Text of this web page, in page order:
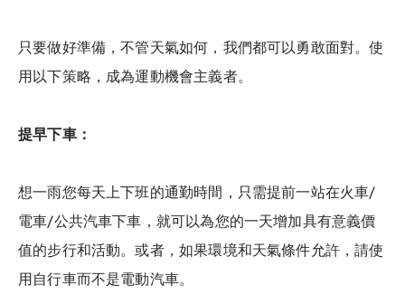
只要做好準備，不管天氣如何，我們都可以勇敢面對。使
用以下策略，成為運動機會主義者。
提早下車：
想一雨您每天上下班的通勤時間，只需提前一站在火車/
電車/公共汽車下車，就可以為您的一天增加具有意義價
值的步行和活動。或者，如果環境和天氣條件允許，請使
用自行車而不是電動汽車。